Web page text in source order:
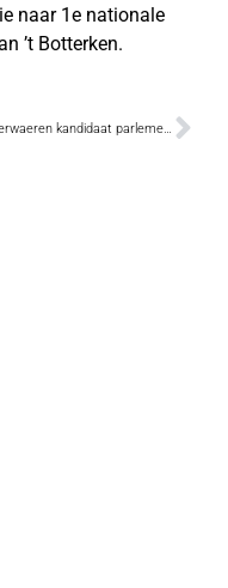
naar 1e nationale
’t Botterken.
Lien Verwaeren kandidaat parlementsverkiezingen